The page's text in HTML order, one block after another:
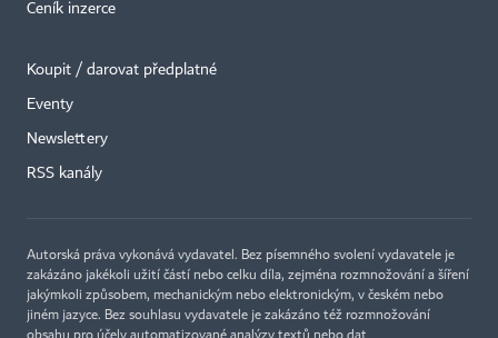
Ceník inzerce
Koupit / darovat předplatné
Eventy
Newslettery
RSS kanály
Autorská práva vykonává vydavatel. Bez písemného svolení vydavatele je
zakázáno jakékoli užití částí nebo celku díla, zejména rozmnožování a šíření
jakýmkoli způsobem, mechanickým nebo elektronickým, v českém nebo
jiném jazyce. Bez souhlasu vydavatele je zakázáno též rozmnožování